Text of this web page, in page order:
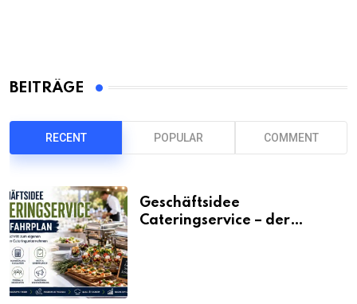
BEITRÄGE
RECENT POPULAR COMMENT
Geschäftsidee
Cateringservice – der